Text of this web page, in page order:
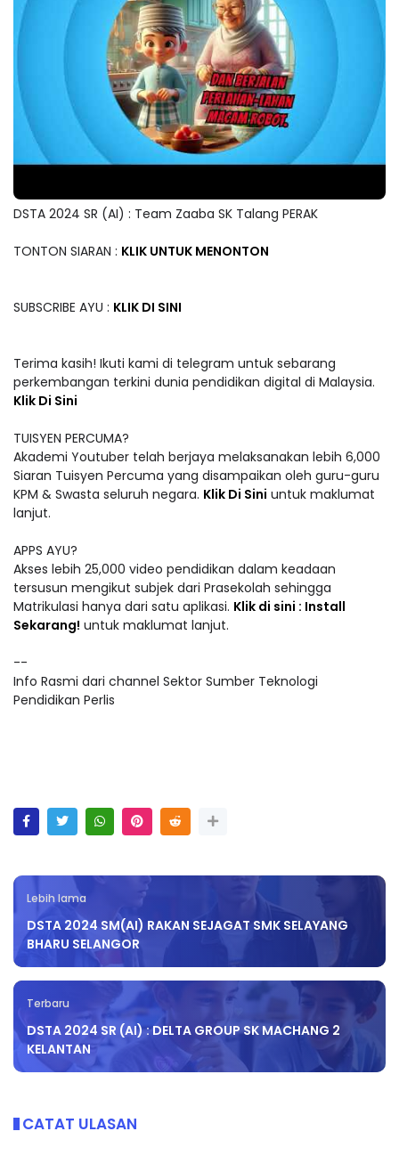
DSTA 2024 SR (AI) : Team Zaaba SK Talang PERAK
TONTON SIARAN : KLIK UNTUK MENONTON
SUBSCRIBE AYU : KLIK DI SINI
Terima kasih! Ikuti kami di telegram untuk sebarang
perkembangan terkini dunia pendidikan digital di Malaysia.
Klik Di Sini
TUISYEN PERCUMA?
Akademi Youtuber telah berjaya melaksanakan lebih 6,000
Siaran Tuisyen Percuma yang disampaikan oleh guru-guru
KPM & Swasta seluruh negara. Klik Di Sini untuk maklumat
lanjut.
APPS AYU?
Akses lebih 25,000 video pendidikan dalam keadaan
tersusun mengikut subjek dari Prasekolah sehingga
Matrikulasi hanya dari satu aplikasi. Klik di sini : Install
Sekarang! untuk maklumat lanjut.
--
Info Rasmi dari channel Sektor Sumber Teknologi
Pendidikan Perlis
Lebih lama
DSTA 2024 SM(AI) RAKAN SEJAGAT SMK SELAYANG
BHARU SELANGOR
Terbaru
DSTA 2024 SR (AI) : DELTA GROUP SK MACHANG 2
KELANTAN
CATAT ULASAN